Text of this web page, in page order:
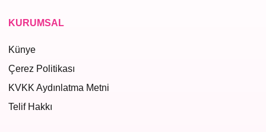
KURUMSAL
Künye
Çerez Politikası
KVKK Aydınlatma Metni
Telif Hakkı